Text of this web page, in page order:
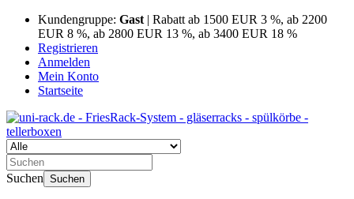
Kundengruppe: Gast | Rabatt ab 1500 EUR 3 %, ab 2200
EUR 8 %, ab 2800 EUR 13 %, ab 3400 EUR 18 %
Registrieren
Anmelden
Mein Konto
Startseite
Suchen Suchen